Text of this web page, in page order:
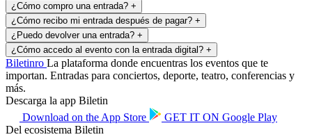
¿Cómo compro una entrada? +
¿Cómo recibo mi entrada después de pagar? +
¿Puedo devolver una entrada? +
¿Cómo accedo al evento con la entrada digital? +
Biletinro La plataforma donde encuentras los eventos que te
importan. Entradas para conciertos, deporte, teatro, conferencias y
más.
Descarga la app Biletin
Download on the App Store GET IT ON Google Play
Del ecosistema Biletin